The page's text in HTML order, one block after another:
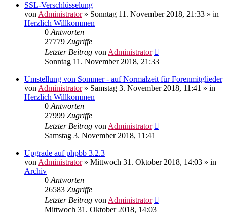
SSL-Verschlüsselung
von Administrator» Sonntag 11. November 2018, 21:33 » in
Herzlich Willkommen
0 Antworten
27779 Zugriffe
Letzter Beitrag von Administrator
Sonntag 11. November 2018, 21:33
Umstellung von Sommer - auf Normalzeit für Forenmitglieder
von Administrator» Samstag 3. November 2018, 11:41 » in
Herzlich Willkommen
0 Antworten
27999 Zugriffe
Letzter Beitrag von Administrator
Samstag 3. November 2018, 11:41
Upgrade auf phpbb 3.2.3
von Administrator» Mittwoch 31. Oktober 2018, 14:03 » in
Archiv
0 Antworten
26583 Zugriffe
Letzter Beitrag von Administrator
Mittwoch 31. Oktober 2018, 14:03